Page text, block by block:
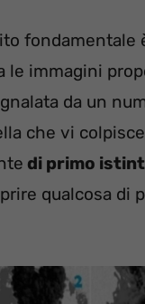
fondamentale
le immagini
da un
che vi colpisce
di primo
qualcosa di